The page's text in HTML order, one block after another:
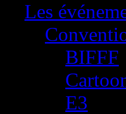
Les
BIFFF
E3